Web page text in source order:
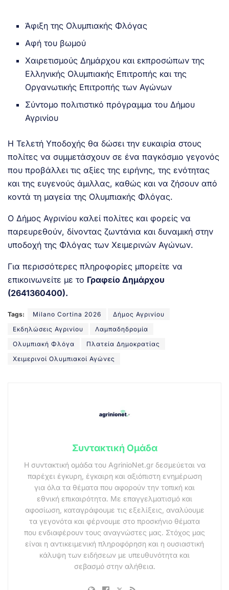
Άφιξη της Ολυμπιακής Φλόγας
Αφή του βωμού
Χαιρετισμούς Δημάρχου και εκπροσώπων της
Ελληνικής Ολυμπιακής Επιτροπής και της
Οργανωτικής Επιτροπής των Αγώνων
Σύντομο πολιτιστικό πρόγραμμα του Δήμου
Αγρινίου
Η Τελετή Υποδοχής θα δώσει την ευκαιρία στους
πολίτες να συμμετάσχουν σε ένα παγκόσμιο γεγονός
που προβάλλει τις αξίες της ειρήνης, της ενότητας
και της ευγενούς άμιλλας, καθώς και να ζήσουν από
κοντά τη μαγεία της Ολυμπιακής Φλόγας.
Ο Δήμος Αγρινίου καλεί πολίτες και φορείς να
παρευρεθούν, δίνοντας ζωντάνια και δυναμική στην
υποδοχή της Φλόγας των Χειμερινών Αγώνων.
Για περισσότερες πληροφορίες μπορείτε να
επικοινωνείτε με το Γραφείο Δημάρχου
(2641360400).
Tags: Milano Cortina 2026
Δήμος Αγρινίου
Εκδηλώσεις Αγρινίου
Λαμπαδηδρομία
Ολυμπιακή Φλόγα
Πλατεία Δημοκρατίας
Χειμερινοί Ολυμπιακοί Αγώνες
Συντακτική Ομάδα
Η συντακτική ομάδα του AgrinioNet.gr δεσμεύεται να
παρέχει έγκυρη, έγκαιρη και αξιόπιστη ενημέρωση
για όλα τα θέματα που αφορούν την τοπική και
εθνική επικαιρότητα. Με επαγγελματισμό και
αφοσίωση, καταγράφουμε τις εξελίξεις, αναλύουμε
τα γεγονότα και φέρνουμε στο προσκήνιο θέματα
που ενδιαφέρουν τους αναγνώστες μας. Στόχος μας
είναι η αντικειμενική πληροφόρηση και η ουσιαστική
κάλυψη των ειδήσεων με υπευθυνότητα και
σεβασμό στην αλήθεια.